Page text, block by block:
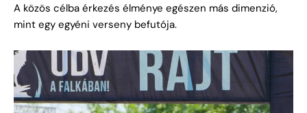
A közös célba érkezés élménye egészen más dimenzió,
mint egy egyéni verseny befutója.